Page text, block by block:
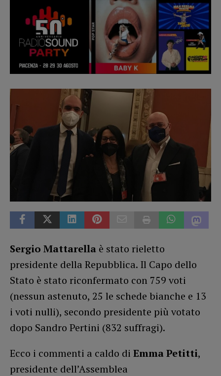
Sergio Mattarella è stato rieletto
presidente della Repubblica. Il Capo dello
Stato è stato riconfermato con 759 voti
(nessun astenuto, 25 le schede bianche e 13
i voti nulli), secondo presidente più votato
dopo Sandro Pertini (832 suffragi).
Ecco i commenti a caldo di Emma Petitti,
presidente dell’Assemblea